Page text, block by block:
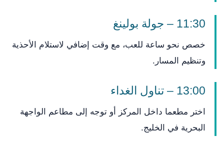
11:30 – جولة بولينغ
خصص نحو ساعة للعب، مع وقت إضافي لاستلام الأحذية
وتنظيم المسار.
13:00 – تناول الغداء
اختر مطعما داخل المركز أو توجه إلى مطاعم الواجهة
البحرية في الخليج.